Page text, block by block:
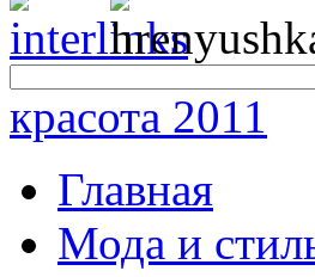
красота 2011
Главная
Мода и